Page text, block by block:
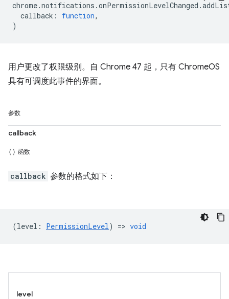
chrome.notifications .onPermissionLevelChanged .
callback : function,
)
用户更改了权限级别。自 Chrome 47 起，只有 ChromeOS
具有可调度此事件的界面。
参数
callback
函数
callback 参数的格式如下：
(level : PermissionLevel) => void
level